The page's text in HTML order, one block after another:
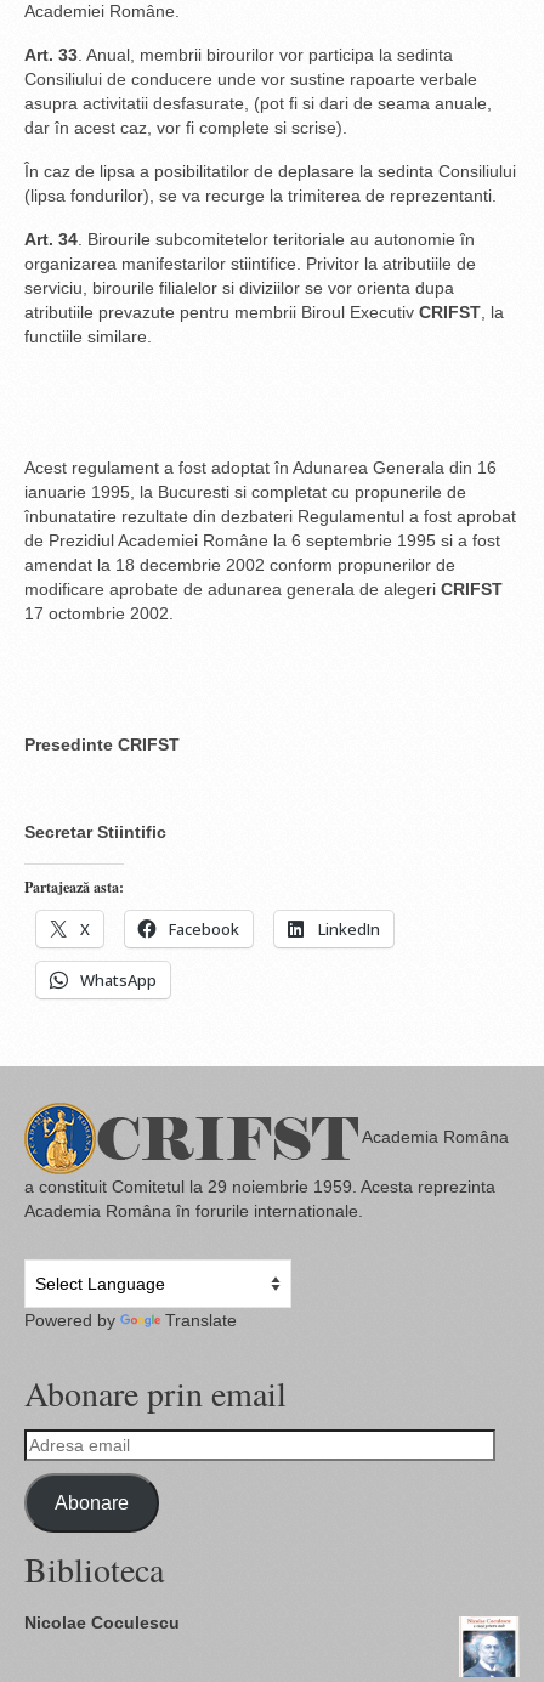
Academiei Române.
Art. 33 . Anual, membrii birourilor vor participa la sedinta
Consiliului de conducere unde vor sustine rapoarte verbale
asupra activitatii desfasurate, (pot fi si dari de seama anuale,
dar în acest caz, vor fi complete si scrise).
În caz de lipsa a posibilitatilor de deplasare la sedinta Consiliului
(lipsa fondurilor), se va recurge la trimiterea de reprezentanti.
Art. 34 . Birourile subcomitetelor teritoriale au autonomie în
organizarea manifestarilor stiintifice. Privitor la atributiile de
serviciu, birourile filialelor si diviziilor se vor orienta dupa
atributiile prevazute pentru membrii Biroul Executiv CRIFST , la
functiile similare.
Acest regulament a fost adoptat în Adunarea Generala din 16
ianuarie 1995, la Bucuresti si completat cu propunerile de
înbunatatire rezultate din dezbateri Regulamentul a fost aprobat
de Prezidiul Academiei Române la 6 septembrie 1995 si a fost
amendat la 18 decembrie 2002 conform propunerilor de
modificare aprobate de adunarea generala de alegeri CRIFST
17 octombrie 2002.
Presedinte CRIFST
Secretar Stiintific
Partajează asta:
X Facebook LinkedIn
WhatsApp
Academia Româna
a constituit Comitetul la 29 noiembrie 1959. Acesta reprezinta
Academia Româna în forurile internationale.
Powered by Translate
Abonare prin email
Adresa
email
Abonare
Biblioteca
Nicolae Coculescu